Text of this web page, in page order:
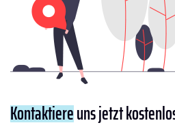
Kontaktiereuns jetzt